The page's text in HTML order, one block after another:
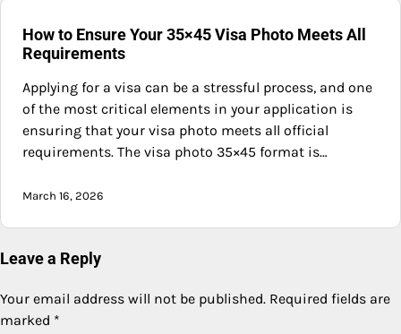
How to Ensure Your 35×45 Visa Photo Meets All
Requirements
Applying for a visa can be a stressful process, and one
of the most critical elements in your application is
ensuring that your visa photo meets all official
requirements. The visa photo 35×45 format is…
March 16, 2026
Leave a Reply
Your email address will not be published. Required fields are
marked *